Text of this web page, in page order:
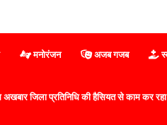
मनोरंजन अजब गजब
जिला प्रतिनिधि की हैसियत से काम कर